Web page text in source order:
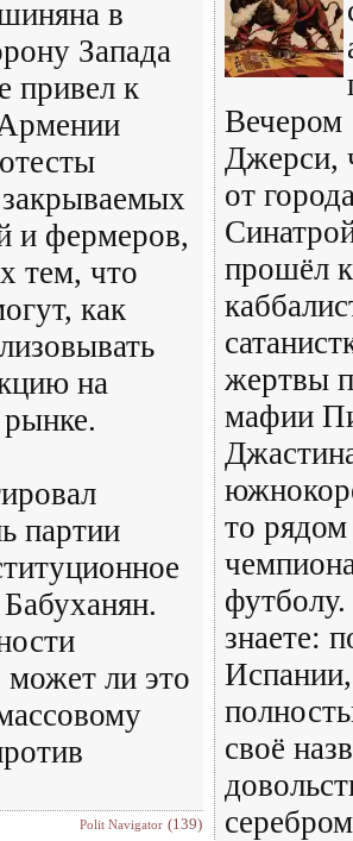
в
Запада
привел к
и фермеров,
тем, что
как
на
партии
может ли это
Polit Navigator (139)
Джерси,
от
прошёл
жертвы
мафии
то
знаете:
своё